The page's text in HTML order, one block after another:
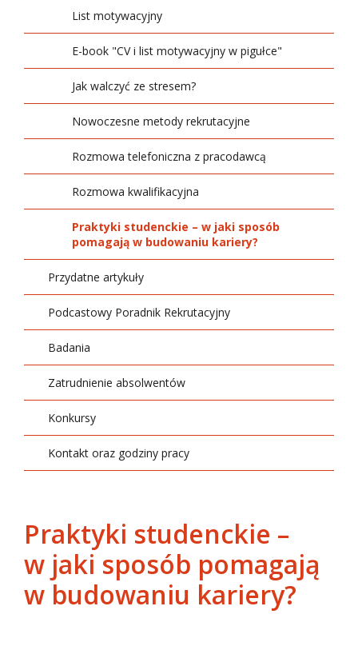
Przedsiębiorczości
XIV Targi Pracy i Praktyk Studenckich - Job
and Internship Fair
Finanse i rachukowość
Fizjoterapia
Informatyka
Kosmetologia
Logistyka
Pedagogika
Pielęgniarstwo
Prawo
Psychologia
Ratownictwo medyczne
Transport
Zarządzanie
List motywacyjny
E-book "CV i list motywacyjny w pigułce"
Jak walczyć ze stresem?
Nowoczesne metody rekrutacyjne
Rozmowa telefoniczna z pracodawcą
Rozmowa kwalifikacyjna
Praktyki studenckie – w jaki sposób
pomagają w budowaniu kariery?
Przydatne artykuły
Podcastowy Poradnik Rekrutacyjny
Badania
Zatrudnienie absolwentów
Konkursy
Kontakt oraz godziny pracy
Praktyki studenckie –
w jaki sposób pomagają
w budowaniu kariery?